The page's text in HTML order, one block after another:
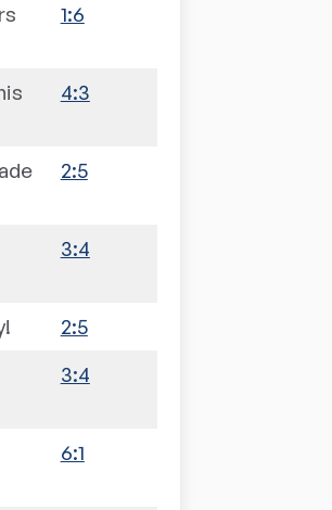
1:6
4:3
2:5
3:4
2:5
3:4
6:1